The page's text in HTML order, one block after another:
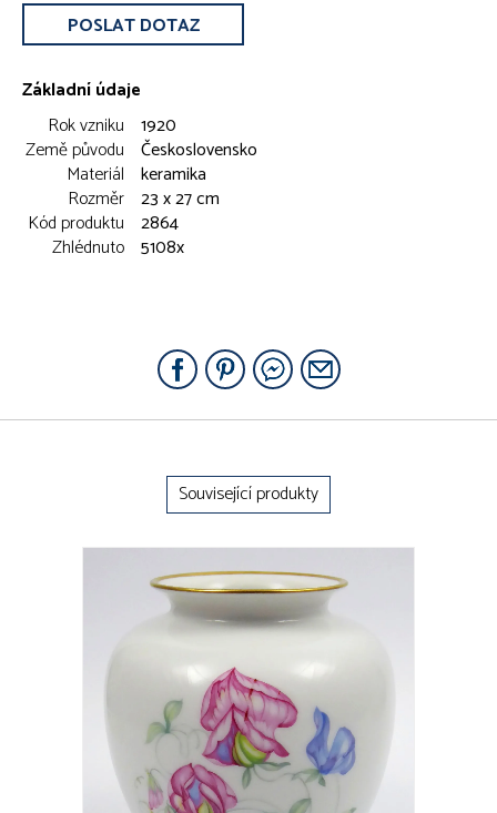
POSLAT DOTAZ
Základní údaje
Rok vzniku 1920
Země původu Československo
Materiál keramika
Rozměr 23 x 27 cm
Kód produktu 2864
Zhlédnuto 5108x
Související produkty